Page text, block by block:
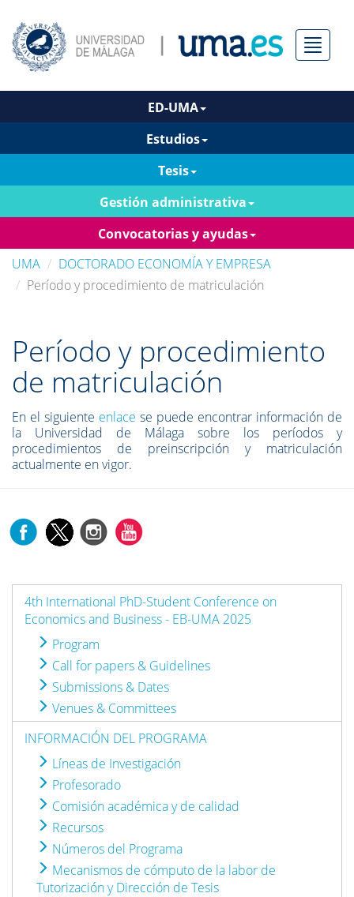
Menú
ED-UMA
Estudios
Tesis
Gestión administrativa
Convocatorias y ayudas
UMA
DOCTORADO ECONOMÍA Y EMPRESA
Período y procedimiento de matriculación
Período y procedimiento
de matriculación
En el siguiente enlace se puede encontrar información de
la Universidad de Málaga sobre los períodos y
procedimientos de preinscripción y matriculación
actualmente en vigor.
4th International PhD-Student Conference on
Economics and Business - EB-UMA 2025
Program
Call for papers & Guidelines
Submissions & Dates
Venues & Committees
INFORMACIÓN DEL PROGRAMA
Líneas de Investigación
Profesorado
Comisión académica y de calidad
Recursos
Números del Programa
Mecanismos de cómputo de la labor de
Tutorización y Dirección de Tesis